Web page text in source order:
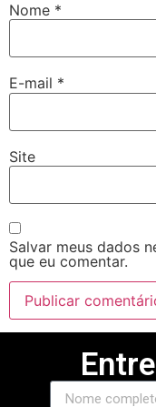
Nome *
E-mail *
Site
Salvar meus dados
que eu comentar.